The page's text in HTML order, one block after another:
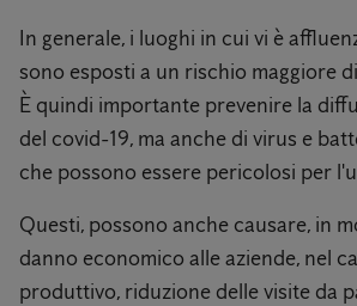
In generale, i luoghi in cui vi è
sono esposti a un rischio maggiore
È quindi importante prevenire la
del covid-19, ma anche di virus e
che possono essere pericolosi per
Questi, possono anche causare, in
danno economico alle aziende, nel
produttivo, riduzione delle visite da